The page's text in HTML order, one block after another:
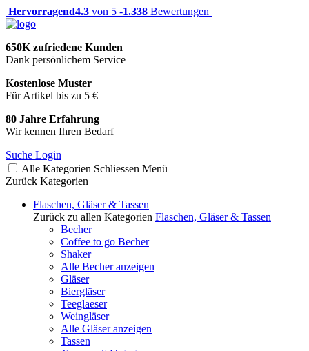
Hervorragend4.3 von 5 -1.338 Bewertungen
650K zufriedene Kunden
Dank persönlichem Service
Kostenlose Muster
Für Artikel bis zu 5 €
80 Jahre Erfahrung
Wir kennen Ihren Bedarf
Suche Login
Alle Kategorien Schliessen Menü
Zurück Kategorien
Flaschen, Gläser & Tassen
Zurück zu allen Kategorien Flaschen, Gläser & Tassen
Becher
Coffee to go Becher
Shaker
Alle Becher anzeigen
Gläser
Biergläser
Teeglaeser
Weingläser
Alle Gläser anzeigen
Tassen